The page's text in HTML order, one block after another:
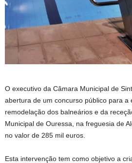
O executivo da Câmara Municipal de
abertura de um concurso público para a
remodelação dos balneários e da
Municipal de Ouressa, na freguesia de
no valor de 285 mil euros.
Esta intervenção tem como objetivo a